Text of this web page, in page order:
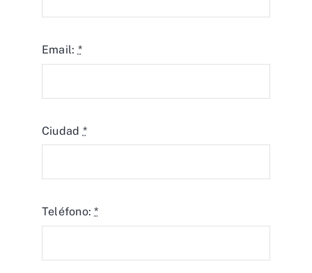
Email: *
Ciudad *
Teléfono:*